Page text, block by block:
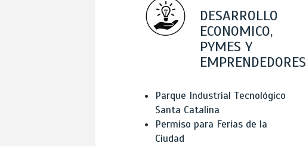
DESARROLLO
ECONOMICO,
PYMES Y
EMPRENDEDORES
Parque Industrial Tecnológico
Santa Catalina
Permiso para Ferias de la
Ciudad